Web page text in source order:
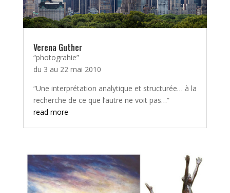
Verena Guther
“photograhie”
du 3 au 22 mai 2010
“Une interprétation analytique et structurée… à la
recherche de ce que l’autre ne voit pas…”
read more